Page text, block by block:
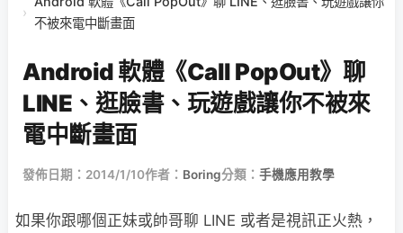
›
不被來電中斷畫面
Android 軟體《Call PopOut》聊
LINE、逛臉書、玩遊戲讓你不被來
電中斷畫面
發佈日期：2014/1/10作者： Boring分類： 手機應用教學
如果你跟哪個正妹或帥哥聊 LINE 或者是視訊正火熱，